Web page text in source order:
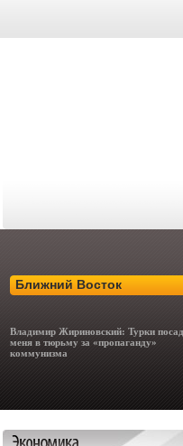
Ближний Восток
Владимир Жириновский: Турки
меня в тюрьму за «пропаганду»
коммунизма